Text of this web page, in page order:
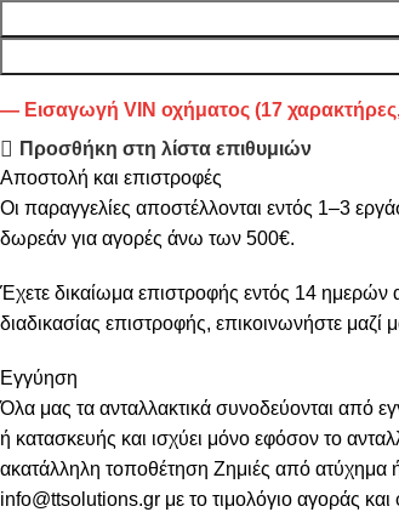
— Εισαγωγή VIN οχήματος (17
Προσθήκη στη λίστα επιθυμιών
Αποστολή και επιστροφές
Οι παραγγελίες αποστέλλονται εντός 1–3
δωρεάν για αγορές άνω των 500€.
Έχετε δικαίωμα επιστροφής εντός 14 ημερών
διαδικασίας επιστροφής, επικοινωνήστε
Εγγύηση
Όλα μας τα ανταλλακτικά συνοδεύονται από
ή κατασκευής και ισχύει μόνο εφόσον το
ακατάλληλη τοποθέτηση Ζημιές από ατύχημα
info@ttsolutions.gr με το τιμολόγιο αγοράς